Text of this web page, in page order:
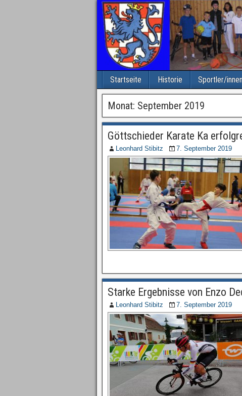
Startseite Historie Sportler/
Monat: September 2019
Göttschieder Karate Ka
Leonhard Stibitz 7. September 2019
Starke Ergebnisse von Enzo
Leonhard Stibitz 7. September 2019